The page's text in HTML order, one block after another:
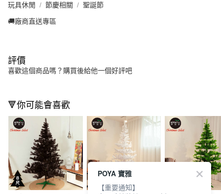
玩具休閒 節慶相關 聖誕節
🚚廠商直送專區
評價
喜歡這個商品嗎？購買後給他一個好評吧
🔻你可能會喜歡
POYA 寶雅
【重要通知】